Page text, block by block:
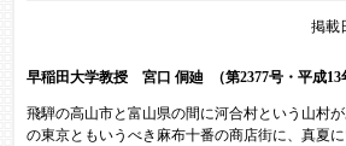
掲載
早稲田大学教授 宮口 侗廸 （第2377号・平成13
飛騨の高山市と富山県の間に河合村という山村
の東京ともいうべき麻布十番の商店街に、真夏